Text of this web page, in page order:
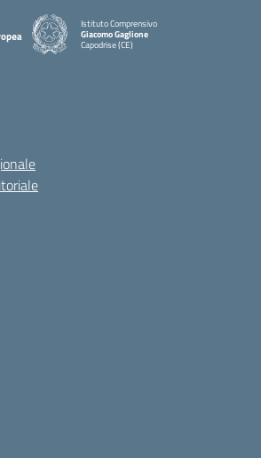
Istituto Comprensivo
Giacomo Gaglione
Capodrise (CE)
— Visita la pagina iniziale della scuola